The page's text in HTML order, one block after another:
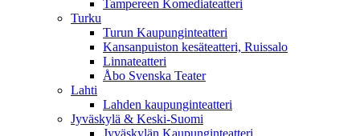
Tampereen Komediateatteri
Turku
Turun Kaupunginteatteri
Kansanpuiston kesäteatteri, Ruissalo
Linnateatteri
Åbo Svenska Teater
Lahti
Lahden kaupunginteatteri
Jyväskylä & Keski-Suomi
Jyväskylän Kaupunginteatteri